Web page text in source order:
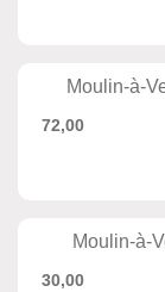
Moulin-à-
72,00
Moulin-à-
30,00